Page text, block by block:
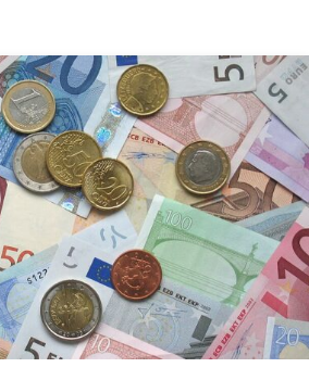
veronalaista ansiotuloa,
moni suomalainen hankkii lisätuloja
marjoja tai palauttamalla pulloja
mukaan näihin liittyvät
ole kaikille tuttuja. Tilaa Posi